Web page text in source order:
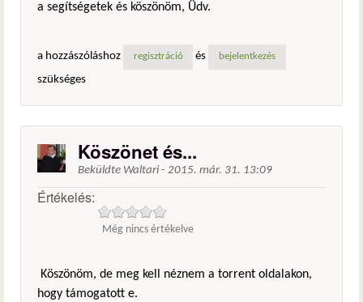
a segítségetek és köszönöm, Üdv.
a hozzászóláshoz regisztráció és bejelentkezés
szükséges
Köszönet és...
Beküldte Waltari - 2015. már. 31. 13:09
Értékelés:
Még nincs értékelve
Köszönöm, de meg kell néznem a torrent oldalakon,
hogy támogatott e.